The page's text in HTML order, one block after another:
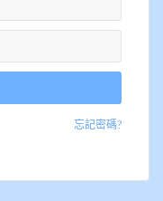
忘記密碼?